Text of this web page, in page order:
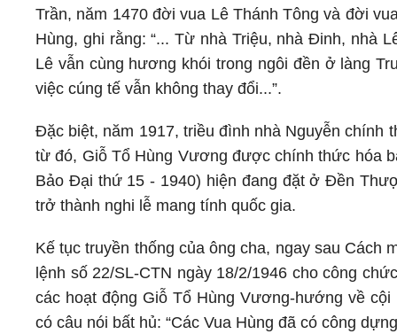
Trần, năm 1470 đời vua Lê Thánh Tông và đời
Hùng, ghi rằng: “... Từ nhà Triệu, nhà Đinh, nhà
Lê vẫn cùng hương khói trong ngôi đền ở làng
việc cúng tế vẫn không thay đổi...”.
Đặc biệt, năm 1917, triều đình nhà Nguyễn chính
từ đó, Giỗ Tổ Hùng Vương được chính thức hóa
Bảo Đại thứ 15 - 1940) hiện đang đặt ở Đền
trở thành nghi lễ mang tính quốc gia.
Kế tục truyền thống của ông cha, ngay sau Cách
lệnh số 22/SL-CTN ngày 18/2/1946 cho công
các hoạt động Giỗ Tổ Hùng Vương-hướng về
có câu nói bất hủ: “Các Vua Hùng đã có công